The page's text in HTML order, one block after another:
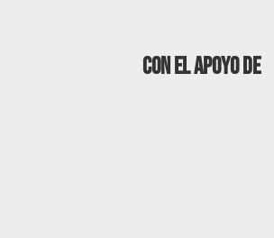
CON EL APOYO DE